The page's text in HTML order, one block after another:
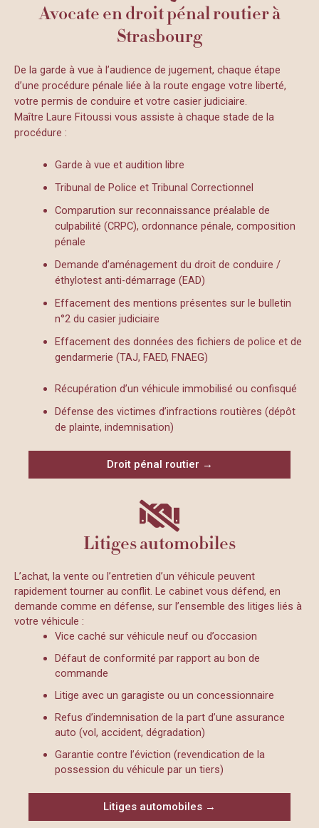
Avocate en droit pénal routier à
Strasbourg
De la garde à vue à l’audience de jugement, chaque étape
d’une procédure pénale liée à la route engage votre liberté,
votre permis de conduire et votre casier judiciaire.
Maître Laure Fitoussi vous assiste à chaque stade de la
procédure :
Garde à vue et audition libre
Tribunal de Police et Tribunal Correctionnel
Comparution sur reconnaissance préalable de
culpabilité (CRPC), ordonnance pénale, composition
pénale
Demande d’aménagement du droit de conduire /
éthylotest anti-démarrage (EAD)
Effacement des mentions présentes sur le bulletin
n°2 du casier judiciaire
Effacement des données des fichiers de police et de
gendarmerie (TAJ, FAED, FNAEG)
Récupération d’un véhicule immobilisé ou confisqué
Défense des victimes d’infractions routières (dépôt
de plainte, indemnisation)
Droit pénal routier →
Litiges automobiles
L’achat, la vente ou l’entretien d’un véhicule peuvent
rapidement tourner au conflit. Le cabinet vous défend, en
demande comme en défense, sur l’ensemble des litiges liés à
votre véhicule :
Vice caché sur véhicule neuf ou d’occasion
Défaut de conformité par rapport au bon de
commande
Litige avec un garagiste ou un concessionnaire
Refus d’indemnisation de la part d’une assurance
auto (vol, accident, dégradation)
Garantie contre l’éviction (revendication de la
possession du véhicule par un tiers)
Litiges automobiles →